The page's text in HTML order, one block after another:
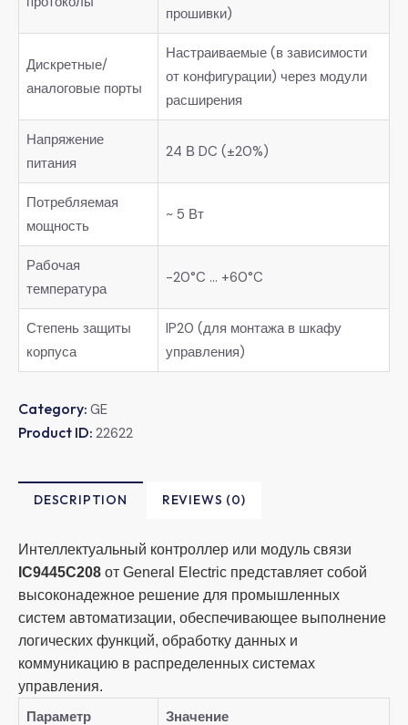
прошивки)
Дискретные/
аналоговые порты
Настраиваемые (в зависимости
от конфигурации) через модули
расширения
Напряжение
питания
24 В DC (±20%)
Потребляемая
мощность
~ 5 Вт
Рабочая
температура
-20°C … +60°C
Степень защиты
корпуса
IP20 (для монтажа в шкафу
управления)
Category: GE
Product ID: 22622
DESCRIPTION REVIEWS (0)
Интеллектуальный контроллер или модуль связи
IC9445C208 от General Electric представляет собой
высоконадежное решение для промышленных
систем автоматизации, обеспечивающее выполнение
логических функций, обработку данных и
коммуникацию в распределенных системах
управления.
Параметр
Значение